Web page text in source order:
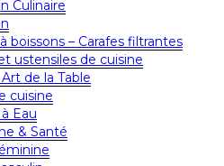
Culinaire
boissons – Carafes filtrantes
ustensiles de cuisine
de la Table
cuisine
Eau
& Santé